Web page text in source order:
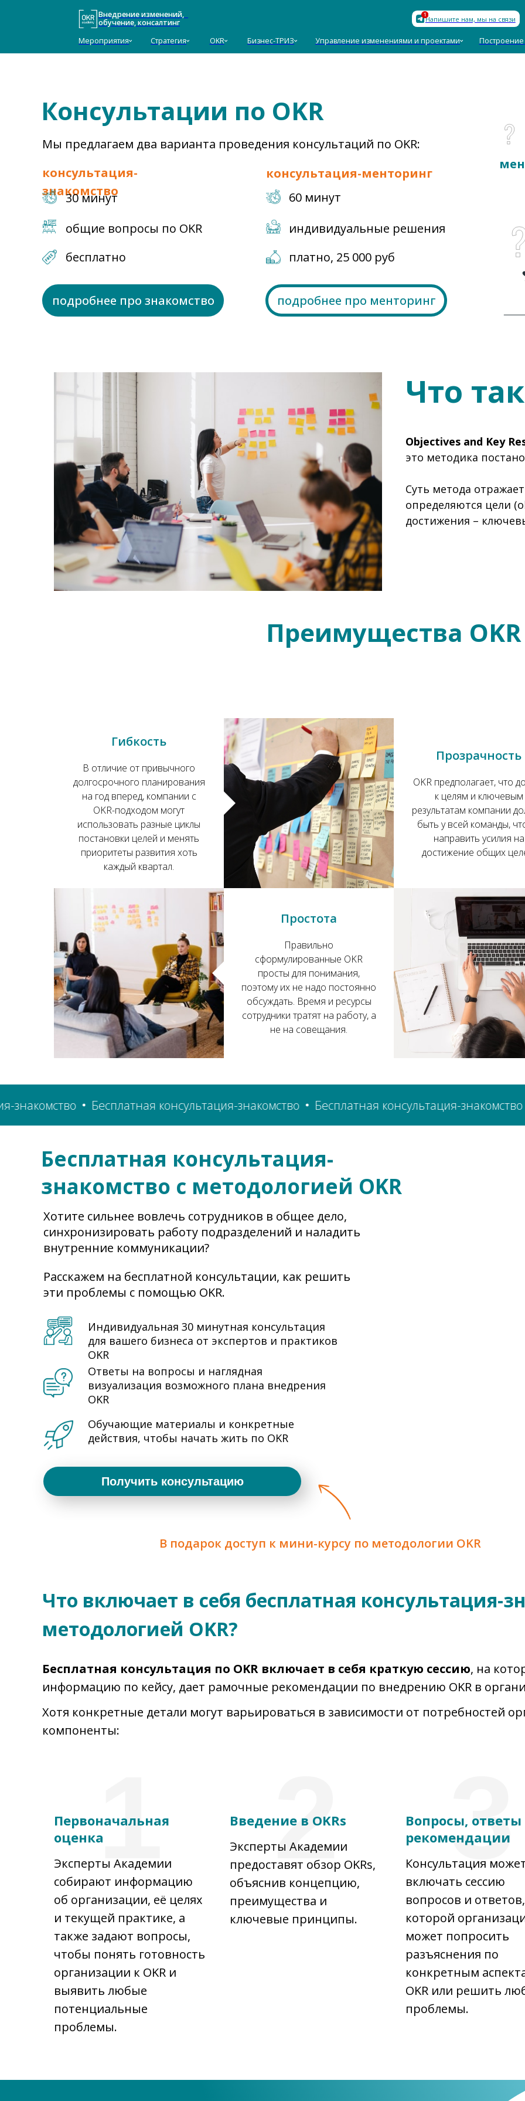
Мероприятия Стратегия Бизнес-ТРИЗ Управление изменениями и проектами Построение команд
Внедрение изменений,
обучение, консалтинг База
Напишите нам, мы на связи
Консультации по OKR
Мы предлагаем два варианта проведения консультаций по OKR:
подробнее про знакомство подробнее про менторинг
консультация-
знакомство
консультация-менторинг
бесплатно платно, 25 000 руб
30 минут
60 минут
общие вопросы по OKR
индивидуальные решения
Что
Objectives and Key
это методика
Суть метода
определяются цели
достижения –
Преимущества OKR
Гибкость
В отличие от привычного
долгосрочного планирования
на год вперед, компании с
OKR-подходом могут
использовать разные циклы
постановки целей и менять
приоритеты развития хоть
каждый квартал.
Прозрачность
OKR предполагает, что
к целям и ключевым
результатам компании
быть у всей команды,
направить усилия на
достижение общих
Простота
Правильно
сформулированные OKR
просты для понимания,
поэтому их не надо постоянно
обсуждать. Время и ресурсы
сотрудники тратят на работу, а
не на совещания.
знакомство Бесплатная консультация-знакомство Бесплатная консультация-
Обучающие материалы и конкретные
действия, чтобы начать жить по OKR
Ответы на вопросы и наглядная
визуализация возможного плана внедрения
OKR
Индивидуальная 30 минутная консультация
для вашего бизнеса от экспертов и практиков
OKR
Бесплатная консультация-
знакомство с методологией OKR
Хотите сильнее вовлечь сотрудников в общее дело,
синхронизировать работу подразделений и наладить
внутренние коммуникации?
Получить консультацию
В подарок доступ к мини-курсу по методологии OKR
Расскажем на бесплатной консультации, как решить
эти проблемы с помощью OKR.
Что включает в себя бесплатная консультация-
методологией OKR?
Бесплатная консультация по OKR включает в себя краткую сессию, на
информацию по кейсу, дает рамочные рекомендации по внедрению OKR в
Хотя конкретные детали могут варьироваться в зависимости от потребностей
компоненты:
Первоначальная
оценка
Эксперты Академии
собирают информацию
об организации, её целях
и текущей практике, а
также задают вопросы,
чтобы понять готовность
организации к OKR и
выявить любые
потенциальные
проблемы.
1 Введение в OKRs
Эксперты Академии
предоставят обзор OKRs,
объяснив концепцию,
преимущества и
ключевые принципы.
2
Вопросы, ответы
рекомендации
Консультация
включать сессию
вопросов и
которой
может попросить
разъяснения по
конкретным
OKR или решить
проблемы.
3